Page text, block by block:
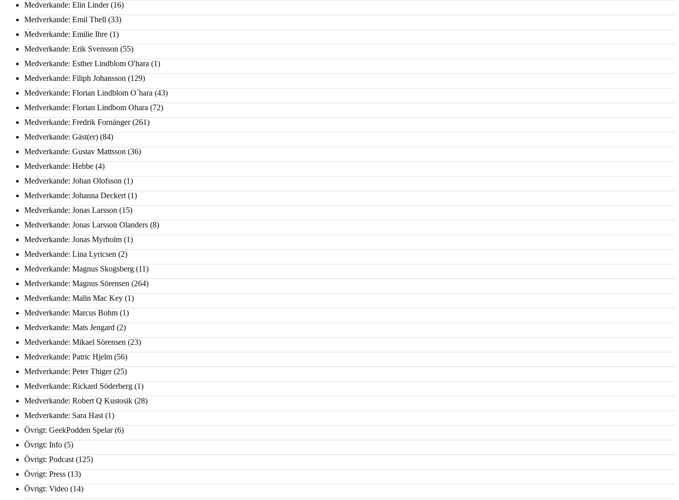
Medverkande: Elin Linder(16)
Medverkande: Emil Thell (33)
Medverkande: Emilie Ihre (1)
Medverkande: Erik Svensson (55)
Medverkande: Esther Lindblom O'hara (1)
Medverkande: Filiph Johansson (129)
Medverkande: Florian Lindblom O´hara (43)
Medverkande: Florian Lindbom Ohara (72)
Medverkande: Fredrik Fornänger(261)
Medverkande: Gäst(er) (84)
Medverkande: Gustav Mattsson (36)
Medverkande: Hebbe (4)
Medverkande: Johan Olofsson (1)
Medverkande: Johanna Deckert (1)
Medverkande: Jonas Larsson (15)
Medverkande: Jonas Larsson Olanders (8)
Medverkande: Jonas Myrholm (1)
Medverkande: Lina Lyricsen (2)
Medverkande: Magnus Skogsberg (11)
Medverkande: Magnus Sörensen (264)
Medverkande: Malin Mac Key (1)
Medverkande: Marcus Bohm (1)
Medverkande: Mats Jengard (2)
Medverkande: Mikael Sörensen (23)
Medverkande: Patric Hjelm (56)
Medverkande: Peter Thiger(25)
Medverkande: Rickard Söderberg (1)
Medverkande: Robert Q Kustosik (28)
Medverkande: Sara Hast (1)
Övrigt: GeekPodden Spelar(6)
Övrigt: Info (5)
Övrigt: Podcast (125)
Övrigt: Press (13)
Övrigt: Video (14)